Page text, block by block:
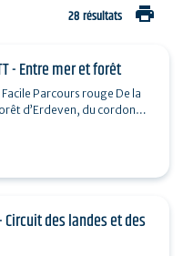
28 résultats print
- Entre mer et forêt
Parcours rouge De la
d’Erdeven, du cordon
mégalithique du…
Circuit des landes et des